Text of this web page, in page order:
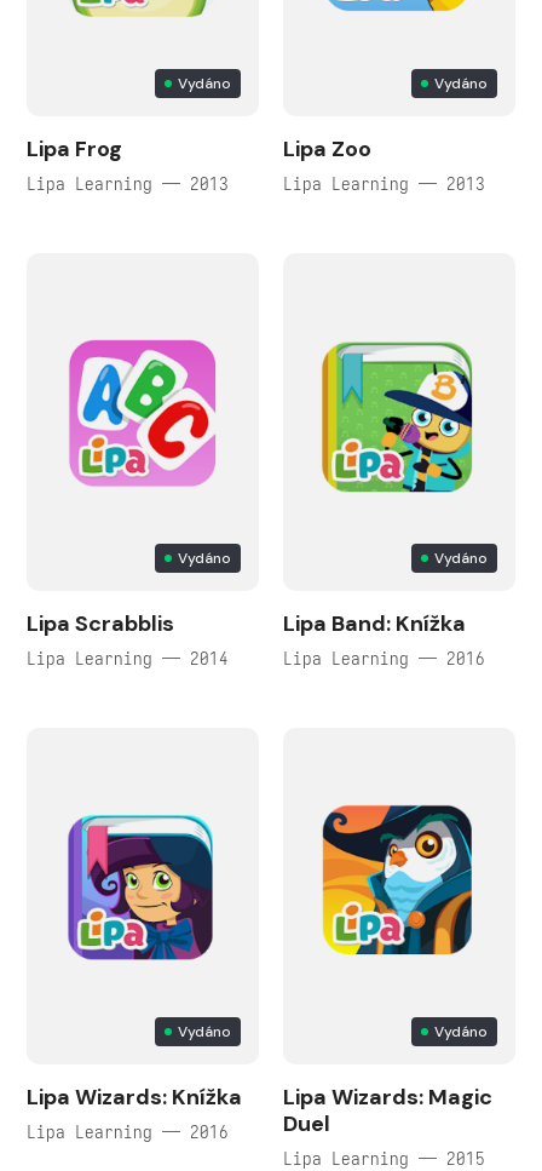
Vydáno
Lipa Frog
Lipa Learning — 2013
Vydáno
Lipa Zoo
Lipa Learning — 2013
Vydáno
Lipa Scrabblis
Lipa Learning — 2014
Vydáno
Lipa Band: Knížka
Lipa Learning — 2016
Vydáno
Lipa Wizards: Knížka
Lipa Learning — 2016
Vydáno
Lipa Wizards: Magic
Duel
Lipa Learning — 2015